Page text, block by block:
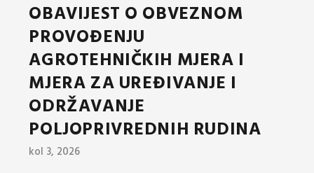
OBAVIJEST O OBVEZNOM
PROVOĐENJU
AGROTEHNIČKIH MJERA I
MJERA ZA UREĐIVANJE I
ODRŽAVANJE
POLJOPRIVREDNIH RUDINA
kol 3, 2026